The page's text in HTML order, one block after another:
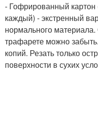
- Гофрированный картон
каждый) - экстренный
нормального
трафарете можно
копий. Резать только
поверхности в сухих